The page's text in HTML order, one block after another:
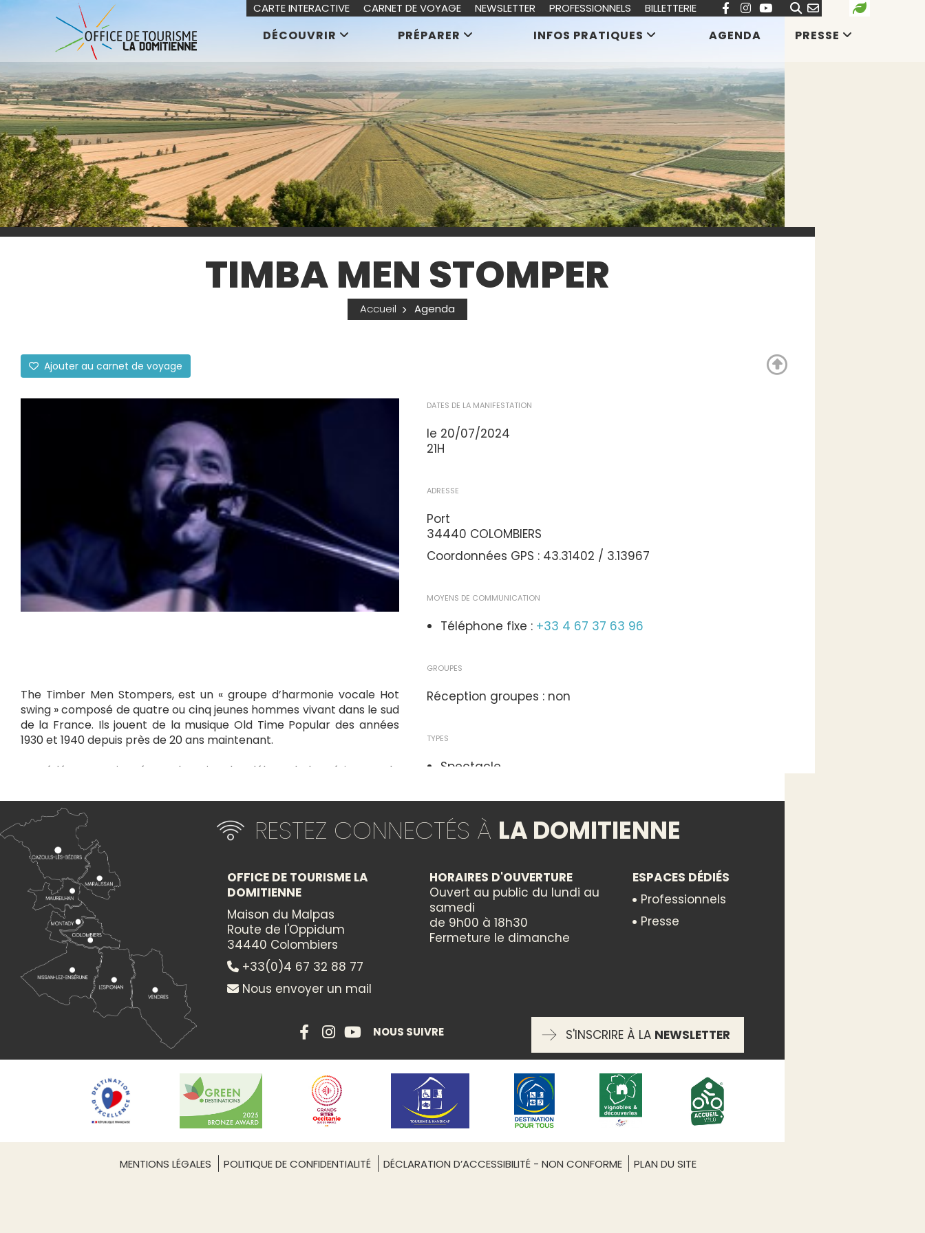
TIMBA MEN STOMPER
Accueil Agenda
Ajouter au carnet de voyage
The Timber Men Stompers, est un « groupe d’harmonie vocale Hot
swing » composé de quatre ou cinq jeunes hommes vivant dans le sud
de la France. Ils jouent de la musique Old Time Popular des années
1930 et 1940 depuis près de 20 ans maintenant.
Possédés et passionnés par le swing des débuts de l’Amérique et de
harmonisées au rythme implacable. Ils ont joué à Shanghai (Chine)
pendant 3 mois 1/2 dans le club de Jazz le plus populaire de la ville
nommé « House of blues & Jazz » (6 jours sur 7).
Certains d’entre eux ont joué avec un autre groupe de jazz «
MagicShookheads » dans le quartier français de la Nouvelle-Orléans,
au Canada, et dans toute l’Europe, la plupart du temps pour Lindy
Hoppers, Blues et Balboa Dancers.
Itinéraire vers
TIMBA MEN STOMPER
DATES DE LA MANIFESTATION
le 20/07/2024
21H
ADRESSE
Port
34440 COLOMBIERS
Coordonnées GPS : 43.31402 / 3.13967
MOYENS DE COMMUNICATION
Téléphone fixe : +33 4 67 37 63 96
GROUPES
Réception groupes : non
TYPES
Spectacle
Musique
CATÉGORIES
Culturelle
DÉCOUVRIR PRÉPARER INFOS PRATIQUES AGENDA PRESSE
CARTE INTERACTIVE CARNET DE VOYAGE NEWSLETTER PROFESSIONNELS BILLETTERIE
RESTEZ CONNECTÉS À LA DOMITIENNE
OFFICE DE TOURISME LA
DOMITIENNE
Maison du Malpas
Route de l'Oppidum
34440 Colombiers
+33(0)4 67 32 88 77
Nous envoyer un mail
HORAIRES D'OUVERTURE
Ouvert au public du lundi au
samedi
de 9h00 à 18h30
Fermeture le dimanche
ESPACES DÉDIÉS
Professionnels
Presse
NOUS SUIVRE S'INSCRIRE À LA NEWSLETTER
MENTIONS LÉGALES POLITIQUE DE CONFIDENTIALITÉ DÉCLARATION D’ACCESSIBILITÉ - NON CONFORME PLAN DU SITE